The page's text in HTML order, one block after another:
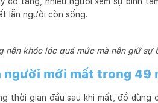
lẫn người còn sống.
nên khóc lóc quá mức mà nên giữ
người mới mất trong 49
thời gian đầu sau khi mất, đồ